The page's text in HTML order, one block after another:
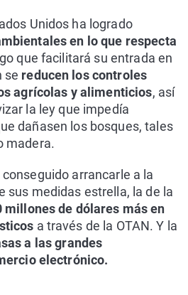
Unidos ha logrado
en lo que respecta
que facilitará su entrada en
se reducen los controles
agrícolas y alimenticios, así
la ley que impedía
dañasen los bosques, tales
madera.
arrancarle a la
sus medidas estrella, la de la
millones de dólares más en
a través de la OTAN. Y la
a las grandes
electrónico.